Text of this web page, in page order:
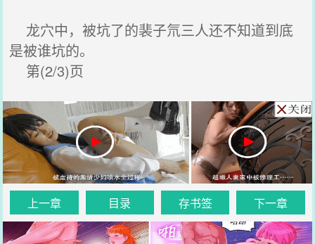
龙穴中，被坑了的裴子氘三人还不知道到底
是被谁坑的。
第(2/3)页
上一章 目录 存书签 下一章